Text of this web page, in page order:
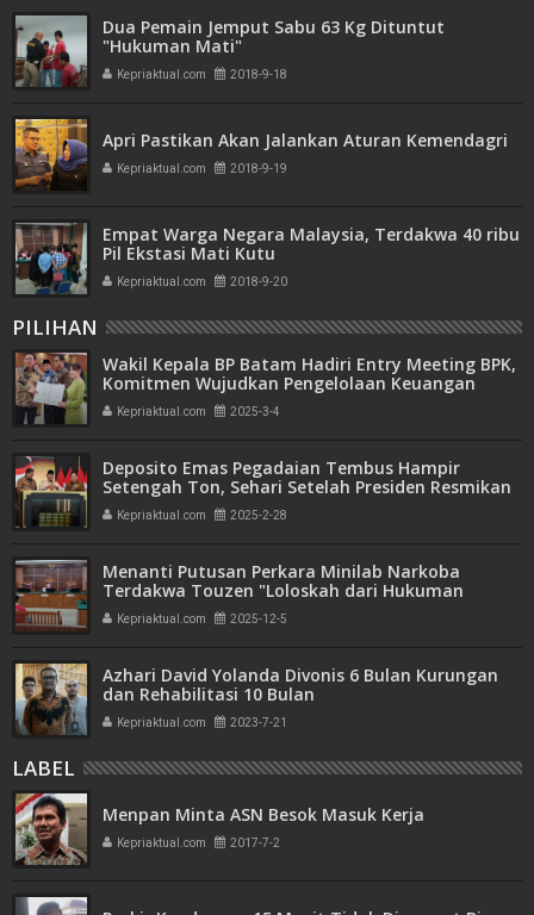
Dua Pemain Jemput Sabu 63 Kg Dituntut
"Hukuman Mati"
Kepriaktual.com 2018-9-18
Apri Pastikan Akan Jalankan Aturan Kemendagri
Kepriaktual.com 2018-9-19
Empat Warga Negara Malaysia, Terdakwa 40 ribu
Pil Ekstasi Mati Kutu
Kepriaktual.com 2018-9-20
PILIHAN
Wakil Kepala BP Batam Hadiri Entry Meeting BPK,
Komitmen Wujudkan Pengelolaan Keuangan
Transparan dan Akuntabel
Kepriaktual.com 2025-3-4
Deposito Emas Pegadaian Tembus Hampir
Setengah Ton, Sehari Setelah Presiden Resmikan
Bank Emas
Kepriaktual.com 2025-2-28
Menanti Putusan Perkara Minilab Narkoba
Terdakwa Touzen "Loloskah dari Hukuman
Seumur Hidup atau Mati"
Kepriaktual.com 2025-12-5
Azhari David Yolanda Divonis 6 Bulan Kurungan
dan Rehabilitasi 10 Bulan
Kepriaktual.com 2023-7-21
LABEL
Menpan Minta ASN Besok Masuk Kerja
Kepriaktual.com 2017-7-2